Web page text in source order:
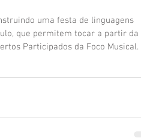
uma festa de linguagens
que permitem tocar a partir da
Participados da Foco Musical.